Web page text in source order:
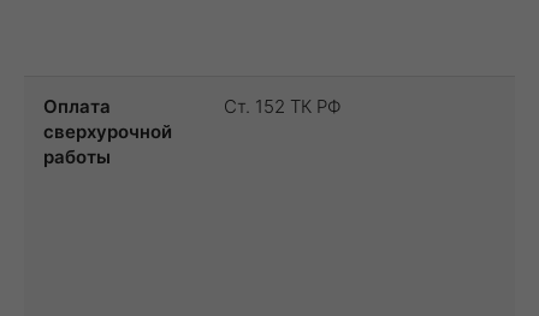
Оплата
сверхурочной
работы
Ст. 152 ТК РФ